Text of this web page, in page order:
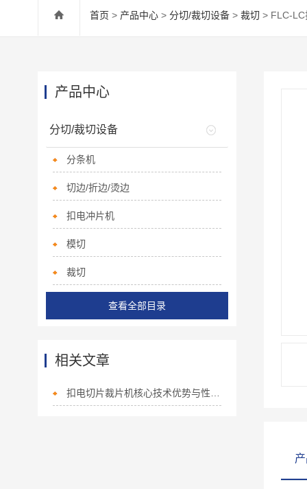
首页 > 产品中心 > 分切/裁切设备 > 裁切 > FLC-
产品中心
分切/裁切设备
分条机
切边/折边/烫边
扣电冲片机
模切
裁切
查看全部目录
相关文章